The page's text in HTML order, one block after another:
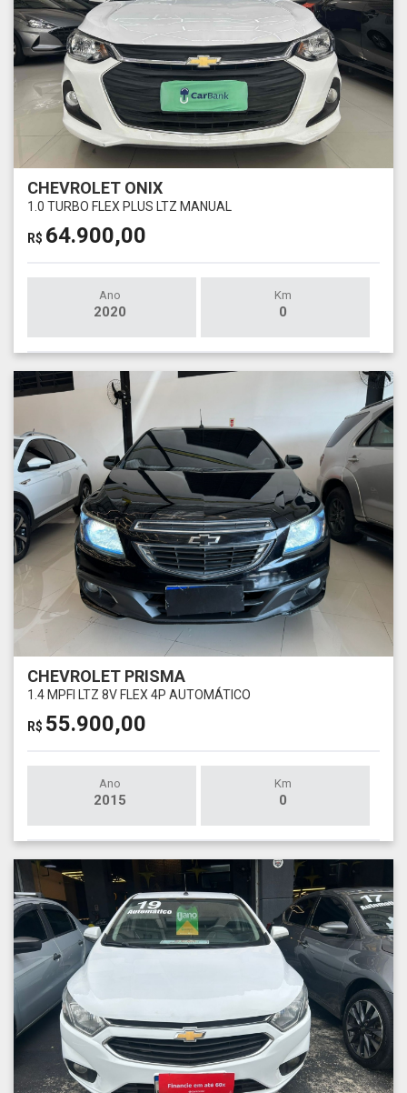
CHEVROLET ONIX
1.0 TURBO FLEX PLUS LTZ MANUAL
R$ 64.900,00
Ano
2020
Km
0
CHEVROLET PRISMA
1.4 MPFI LTZ 8V FLEX 4P AUTOMÁTICO
R$ 55.900,00
Ano
2015
Km
0